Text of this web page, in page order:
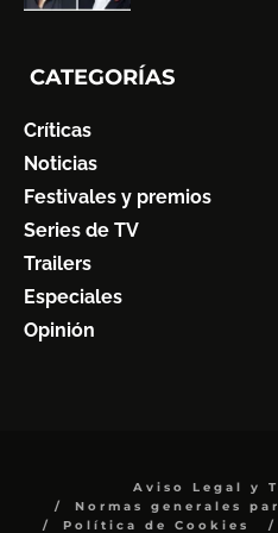
CATEGORÍAS
Críticas
Noticias
Festivales y premios
Series de TV
Trailers
Especiales
Opinión
Aviso Legal y
Normas generales
Política de Cookies